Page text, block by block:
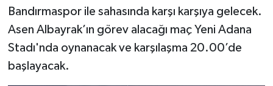
Bandırmaspor ile sahasında karşı karşıya gelecek.
Asen Albayrak’ın görev alacağı maç Yeni Adana
Stadı'nda oynanacak ve karşılaşma 20.00’de
başlayacak.